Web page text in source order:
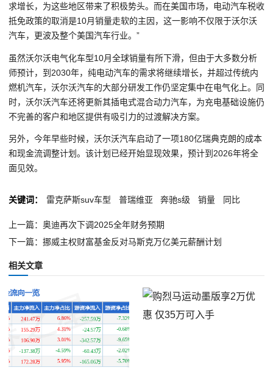
求增长，为这些地区带来了积极势头。而在美国市场，电动汽车税收
抵免政策的取消是10月销量走软的主因，这一影响不仅限于沃尔沃
汽车，更波及整个美国汽车行业。”
虽然沃尔沃电气化车型10月全球销量有所下滑，但由于大多数分析
师预计，到2030年，纯电动汽车的需求将继续增长，并超过传统内
燃机汽车，沃尔沃汽车的大部分研发工作仍坚定集中在电气化上。同
时，沃尔沃汽车还将更新其插电式混合动力汽车，为充电基础设施仍
不完善的客户和地区提供有吸引力的过渡解决方案。
另外，今年早些时候，沃尔沃汽车启动了一项180亿瑞典克朗的成本
和现金流调整计划。该计划已经开始显现效果，预计到2026年将全
面见效。
关键词： 雷克萨斯suv车型 普瑞维亚 奔驰s级 销量 同比
上一篇：奥迪再次下调2025全年财务预期
下一篇：挪威主权财富基金反对马斯克万亿美元薪酬计划
相关文章